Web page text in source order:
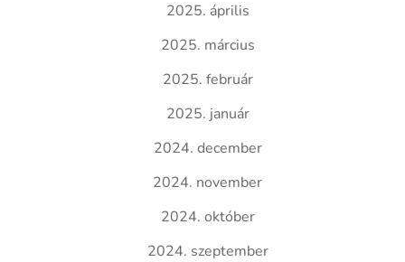
2025. április
2025. március
2025. február
2025. január
2024. december
2024. november
2024. október
2024. szeptember